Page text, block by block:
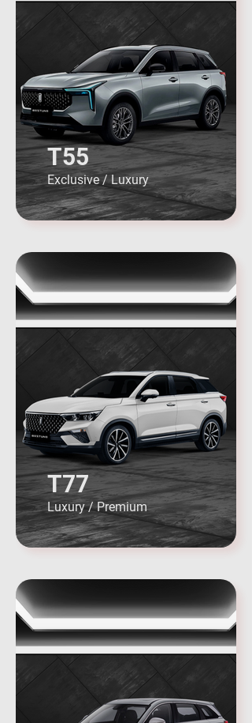
T55
Exclusive / Luxury
T77
Luxury / Premium